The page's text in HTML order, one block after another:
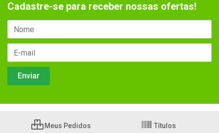
Cadastre-se para receber nossas ofertas!
Meus Pedidos Títulos